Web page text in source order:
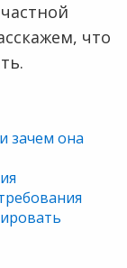
что
зачем она